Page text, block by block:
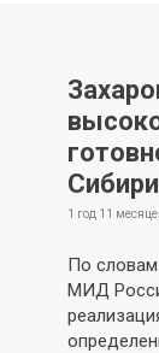
1 год 11
По словам
МИД